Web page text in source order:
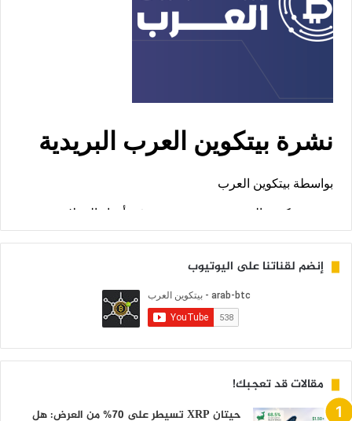
إنضم لقناتنا على اليوتيوب
مقالات قد تعجبك!
حيتان XRP تسيطر على 70% من العرض: هل